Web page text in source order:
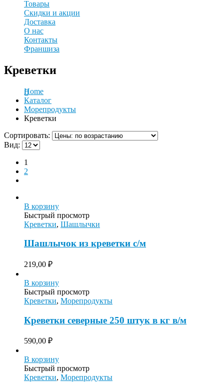
Товары
Скидки и акции
Доставка
О нас
Контакты
Франшиза
Креветки
Home
Каталог
Морепродукты
Креветки
Сортировать:
Вид:
1
2
В корзину
Быстрый просмотр
Креветки, Шашлычки
Шашлычок из креветки с/м
219,00 ₽
В корзину
Быстрый просмотр
Креветки, Морепродукты
Креветки северные 250 штук в кг в/м
590,00 ₽
В корзину
Быстрый просмотр
Креветки, Морепродукты